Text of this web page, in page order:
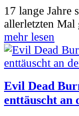
17 lange Jahre
allerletzten Mal
mehr lesen
Evil Dead
enttäuscht an